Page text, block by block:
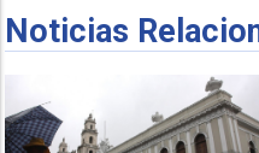
Noticias